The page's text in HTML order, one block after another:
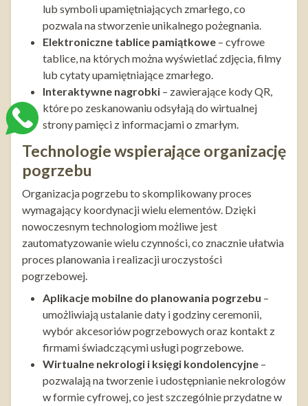
lub symboli upamiętniających zmarłego, co
pozwala na stworzenie unikalnego pożegnania.
Elektroniczne tablice pamiątkowe – cyfrowe
tablice, na których można wyświetlać zdjęcia, filmy
lub cytaty upamiętniające zmarłego.
Interaktywne nagrobki – zawierające kody QR,
które po zeskanowaniu odsyłają do wirtualnej
strony pamięci z informacjami o zmarłym.
Technologie wspierające organizację
pogrzebu
Organizacja pogrzebu to skomplikowany proces
wymagający koordynacji wielu elementów. Dzięki
nowoczesnym technologiom możliwe jest
zautomatyzowanie wielu czynności, co znacznie ułatwia
proces planowania i realizacji uroczystości
pogrzebowej.
Aplikacje mobilne do planowania pogrzebu –
umożliwiają ustalanie daty i godziny ceremonii,
wybór akcesoriów pogrzebowych oraz kontakt z
firmami świadczącymi usługi pogrzebowe.
Wirtualne nekrologi i księgi kondolencyjne –
pozwalają na tworzenie i udostępnianie nekrologów
w formie cyfrowej, co jest szczególnie przydatne w